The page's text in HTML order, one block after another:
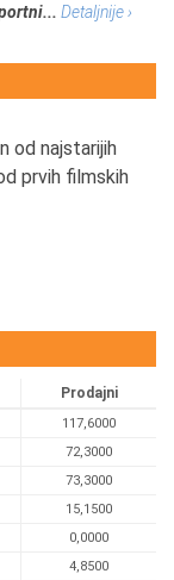
Detaljnije ›
od najstarijih
prvih filmskih
Prodajni
117,6000
72,3000
73,3000
15,1500
0,0000
4,8500